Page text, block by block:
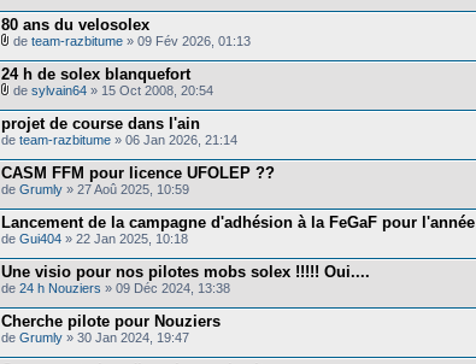
80 ans du velosolex
de team-razbitume » 09 Fév 2026, 01:13
24 h de solex blanquefort
de sylvain64 » 15 Oct 2008, 20:54
projet de course dans l'ain
de team-razbitume » 06 Jan 2026, 21:14
CASM FFM pour licence UFOLEP ??
de Grumly » 27 Aoû 2025, 10:59
Lancement de la campagne d'adhésion à la FeGaF pour l'année
de Gui404 » 22 Jan 2025, 10:18
Une visio pour nos pilotes mobs solex !!!!! Oui....
de 24 h Nouziers » 09 Déc 2024, 13:38
Cherche pilote pour Nouziers
de Grumly » 30 Jan 2024, 19:47